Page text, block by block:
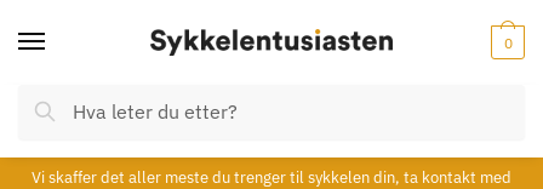
Søk
etter:
Søk
0
Vi skaffer det aller meste du trenger til sykkelen din, ta kontakt med